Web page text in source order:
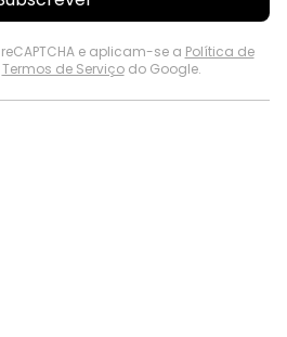
e aplicam-se a Política de
Termos de Serviçodo Google.